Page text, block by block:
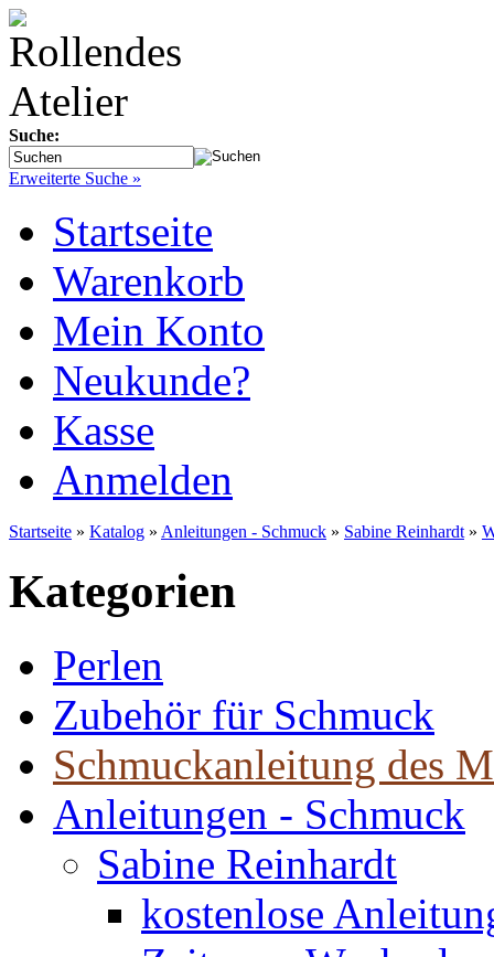
Suche:
Erweiterte Suche »
Startseite
Warenkorb
Mein Konto
Neukunde?
Kasse
Anmelden
Startseite » Katalog » Anleitungen - Schmuck » Sabine Reinhardt »
Kategorien
Perlen
Zubehör für Schmuck
Schmuckanleitung des
Anleitungen - Schmuck
Sabine Reinhardt
kostenlose